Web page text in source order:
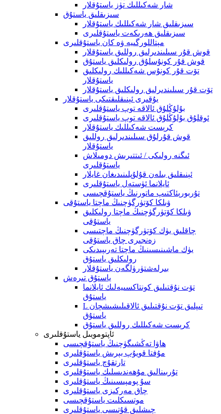
شار شەكىللىك تۈز ياستۇقلار
سىزىقلىق ياستۇق
سىزىقلىق شار شەكىللىك ياستۇقلار
سىزىقلىق ھەرىكەت ياستۇقلىرى
مېتاللورگىيە ۋە كان ياستۇقلىرى
قوش قۇر سىلىندىرلىق روللىق ياستۇقلار
قوش قۇر كونۇسلۇق رولىكلىق ياستۇق
تۆت قۇر كونۇس شەكىللىك رولىكلىق
ياستۇقلار
تۆت قۇر سىلىندىرلىق رولىكلىق ياستۇقلار
يۇقىرى ئېنىقلىقتىكى ياستۇقلار
بۇلۇڭلۇق ئالاقە توپ ياستۇقلىرى
ئوقلۇق بۇلۇڭلۇق ئالاقە توپ ياستۇقلىرى
كرېست شەكىللىك ياستۇقلار
قوش قۇرلۇق سىلىندىرلىق روللىق
ياستۇقلار
ئىگنە رولىكى / ئىتتىرىش دومىلاش
ياستۇقلىرى
ئېنىقلىق بىلەن قۇلۇپلىنىدىغان غايلار
ئايلانما ئۈستەل ياستۇقلىرى
تۇربورېئاكتىپ ماتورنىڭ ياستۇقچىسى
ۋىلكا كۆتۈرگۈچنىڭ ماچتا ياستۇقى
ۋىلكا كۆتۈرگۈچنىڭ ماچتا رولىكلىق
ياستۇقى
چاقلىق يۈك كۆتۈرگۈچنىڭ ماچتىسى
زەنجىرى چاق ياستۇقى
يۈك ماشىنىسىنىڭ ماچتا تەرىپىدىكى
رولىكلىق ياستۇق
بىرلەشتۈرۈلگەن ياستۇقلار
ياستۇق تىرەش
تۆت نۇقتىلىق كونتاكسىيەلىك ئايلانما
ياستۇق
L تىپلىق تۆت نۇقتىلىق ئالاقىلىشىشچان
ياستۇق
كرېست شەكىللىك روللىق ياستۇق
ئاپتوموبىل ياستۇقلىرى
ھاۋا تەڭشىگۈچنىڭ ياستۇقچىسى
مۇفتا قويۇپ بېرىش ياستۇقلىرى
تارتقۇچ ياستۇقلىرى
تۇربىنالىق مۇھەندىسلىك ياستۇقلىرى
سۇ پومپىسىنىڭ ياستۇقلىرى
چاق مەركىزى ياستۇقلىرى
موتسىكلىت ياستۇقچىسى
چىشلىق قۇتىسى ياستۇقلىرى